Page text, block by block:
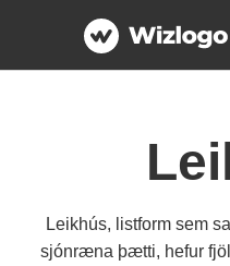
Leikhús, listform sem
sjónræna þætti, hefur